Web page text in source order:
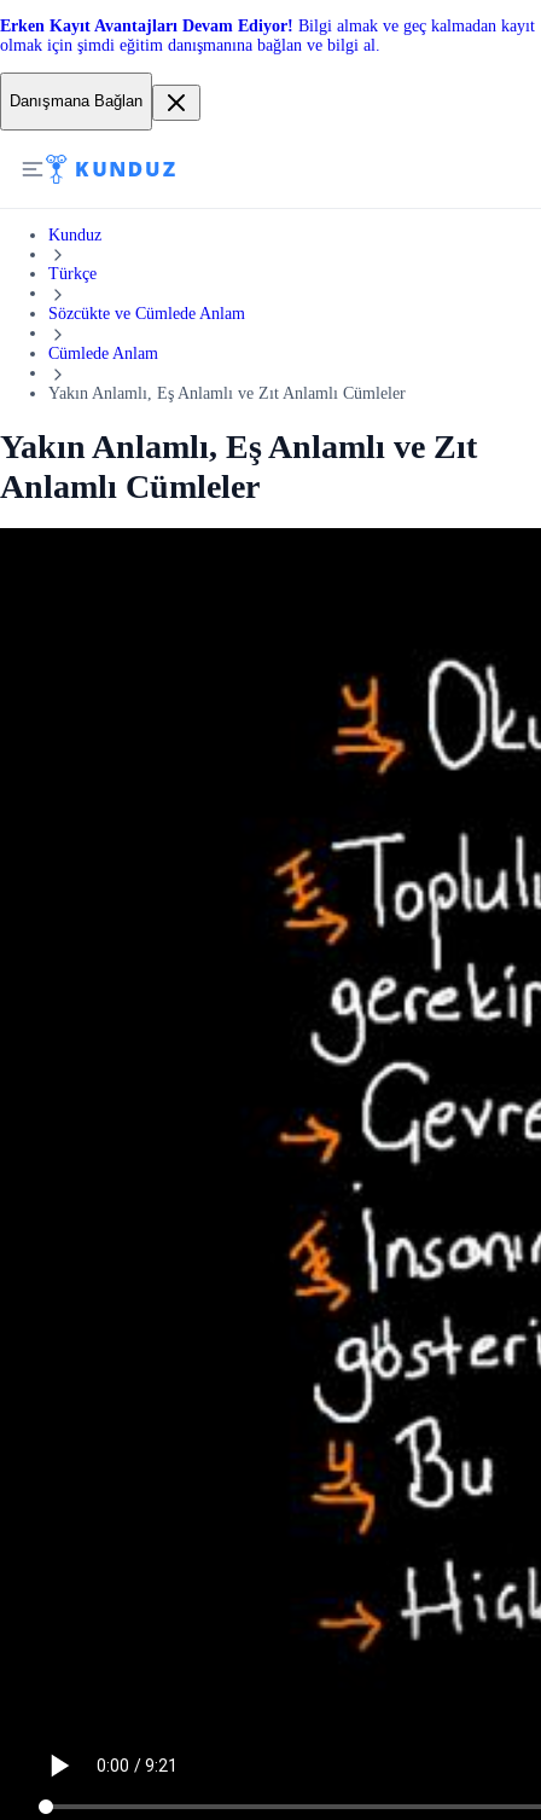
Erken Kayıt Avantajları Devam Ediyor! Bilgi almak ve geç kalmadan kayıt
olmak için şimdi eğitim danışmanına bağlan ve bilgi al.
Danışmana Bağlan
Kunduz
Türkçe
Sözcükte ve Cümlede Anlam
Cümlede Anlam
Yakın Anlamlı, Eş Anlamlı ve Zıt Anlamlı Cümleler
Yakın Anlamlı, Eş Anlamlı ve Zıt
Anlamlı Cümleler